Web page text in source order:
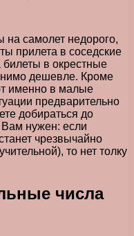
на самолет недорого,
прилета в соседские
в окрестные
дешевле. Кроме
именно в малые
предварительно
добираться до
Вам нужен: если
чрезвычайно
то нет толку
числа